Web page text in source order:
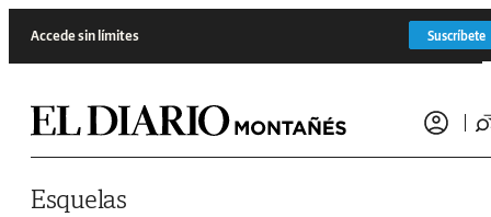
Accede sin límites Suscríbete
Esquelas